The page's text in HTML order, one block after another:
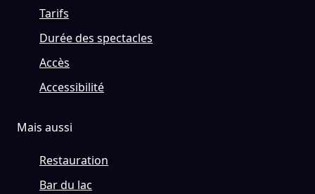
Tarifs
Durée des spectacles
Accès
Accessibilité
Mais aussi
Restauration
Bar du lac